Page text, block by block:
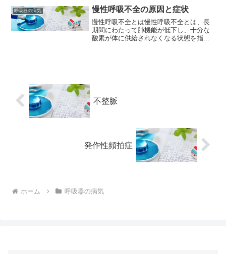
ります。肺水腫は、呼吸困難、胸痛、発
熱、咳などの症状を引き起...
呼吸器の病気 慢性呼吸不全の原因と症状
慢性呼吸不全とは慢性呼吸不全とは、長
期間にわたって肺機能が低下し、十分な
酸素が体に供給されなくなる状態を指し
不整脈
発作性頻拍症
ホーム 呼吸器の病気